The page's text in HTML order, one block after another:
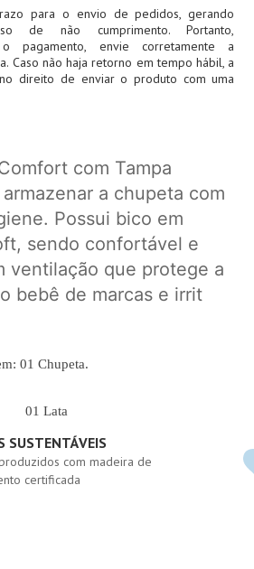
para o envio de pedidos, gerando
de não cumprimento. Portanto,
pagamento, envie corretamente a
Caso não haja retorno em tempo hábil, a
direito de enviar o produto com uma
com Tampa
a chupeta com
Possui bico em
sendo confortável e
ventilação que protege a
bebê de marcas e irrit
01 Chupeta.
SUSTENTÁVEIS
com madeira de
certificada